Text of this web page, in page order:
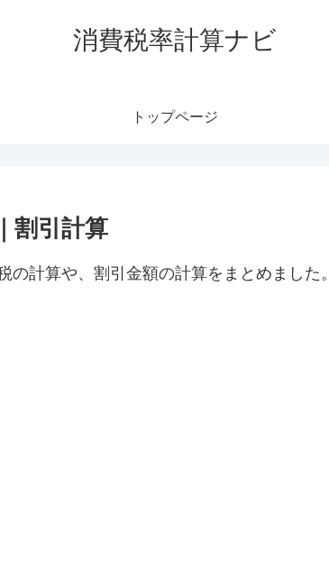
消費税率計算ナビ
トップページ
割引計算
計算や、割引金額の計算をまとめました。